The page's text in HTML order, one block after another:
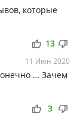
которые
thumb_up thumb_down
13
11 Июн 2020
… Зачем
thumb_up thumb_down
3